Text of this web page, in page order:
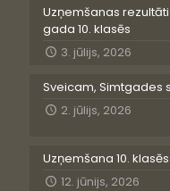
Uzņemšanas
gada 10. klasēs
3. jūlijs, 2026
Sveicam, Simtgades
2. jūlijs, 2026
Uzņemšana 10. klasēs
12. jūnijs, 2026